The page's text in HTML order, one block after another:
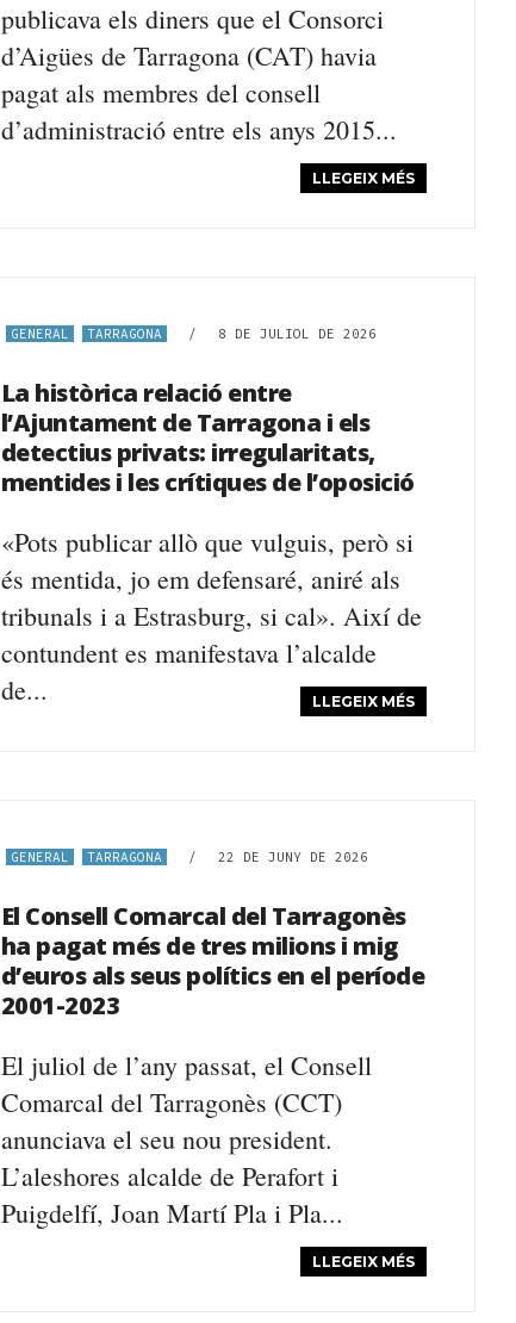
publicava els diners que el Consorci
d’Aigües de Tarragona (CAT) havia
pagat als membres del consell
d’administració entre els anys 2015...
LLEGEIX MÉS
GENERAL TARRAGONA / 8 DE JULIOL DE 2026
La històrica relació entre
l’Ajuntament de Tarragona i els
detectius privats: irregularitats,
mentides i les crítiques de l’oposició
«Pots publicar allò que vulguis, però si
és mentida, jo em defensaré, aniré als
tribunals i a Estrasburg, si cal». Així de
contundent es manifestava l’alcalde
de...
LLEGEIX MÉS
GENERAL TARRAGONA / 22 DE JUNY DE 2026
El Consell Comarcal del Tarragonès
ha pagat més de tres milions i mig
d’euros als seus polítics en el període
2001-2023
El juliol de l’any passat, el Consell
Comarcal del Tarragonès (CCT)
anunciava el seu nou president.
L’aleshores alcalde de Perafort i
Puigdelfí, Joan Martí Pla i Pla...
LLEGEIX MÉS